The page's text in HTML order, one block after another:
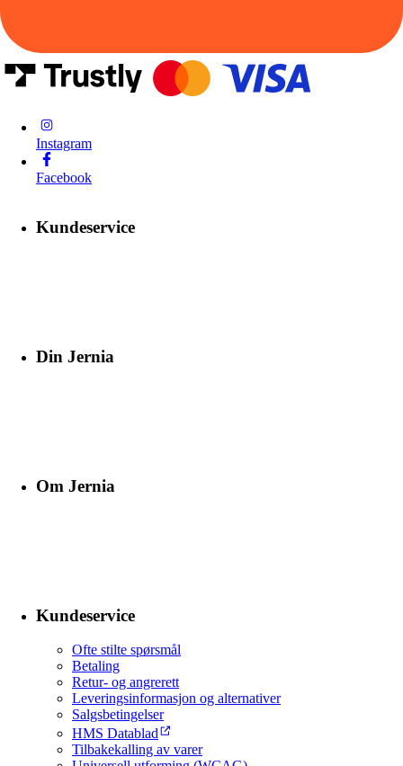
Instagram
Facebook
Kundeservice
Din Jernia
Om Jernia
Kundeservice
Ofte stilte spørsmål
Betaling
Retur- og angrerett
Leveringsinformasjon og alternativer
Salgsbetingelser
HMS Datablad
Tilbakekalling av varer